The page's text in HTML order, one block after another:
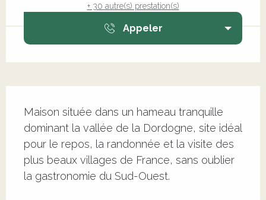
+ 30 autre(s) prestation(s)
Appeler
Maison située dans un hameau tranquille
dominant la vallée de la Dordogne, site idéal
pour le repos, la randonnée et la visite des
plus beaux villages de France, sans oublier
la gastronomie du Sud-Ouest.